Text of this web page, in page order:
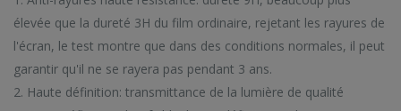
Huawei Nova 9 SE (5 PCS)
Huawei Nova 9 SE (10 PCS)
élevée que la dureté 3H du film ordinaire, rejetant les rayures de
l'écran, le test montre que dans des conditions normales, il peut
garantir qu'il ne se rayera pas pendant 3 ans.
2. Haute définition: transmittance de la lumière de qualité
VOIR